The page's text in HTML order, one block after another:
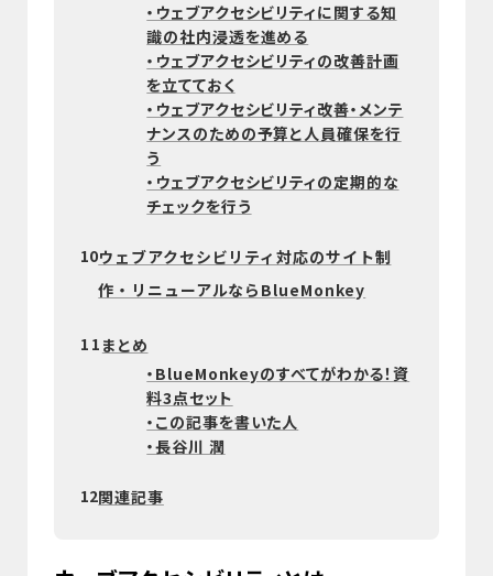
・ウェブアクセシビリティに関する知
識の社内浸透を進める
・ウェブアクセシビリティの改善計画
を立てておく
・ウェブアクセシビリティ改善・メンテ
ナンスのための予算と人員確保を行
う
・ウェブアクセシビリティの定期的な
チェックを行う
10ウェブアクセシビリティ対応のサイト制
作・リニューアルならBlueMonkey
11 まとめ
・BlueMonkeyのすべてがわかる！資
料3点セット
・この記事を書いた人
・長谷川 潤
12関連記事